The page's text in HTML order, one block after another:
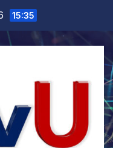
15:35